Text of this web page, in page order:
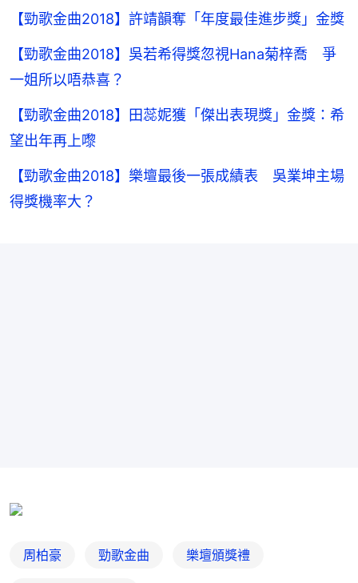
【勁歌金曲2018】許靖韻奪「年度最佳進步獎」金獎
【勁歌金曲2018】吳若希得獎忽視Hana菊梓喬 爭
一姐所以唔恭喜？
【勁歌金曲2018】田蕊妮獲「傑出表現獎」金獎：希
望出年再上嚟
【勁歌金曲2018】樂壇最後一張成績表 吳業坤主場
得獎機率大？
周柏豪 勁歌金曲 樂壇頒獎禮